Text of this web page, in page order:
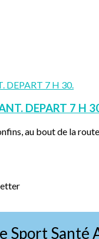
Sport Santé
DEPART 7 H
au bout de la